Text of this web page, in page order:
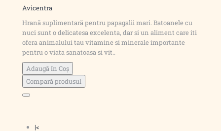
Avicentra
Hrană suplimentară pentru papagalii mari. Batoanele cu
nuci sunt o delicatesa excelenta, dar si un aliment care iti
ofera animalului tau vitamine si minerale importante
pentru o viata sanatoasa si vit..
Adaugă în Coş
Compară produsul
|<